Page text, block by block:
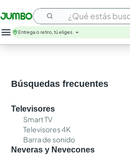
¿Qué estás buscando?
papel higienico
aceite
queso
nutribela
pollo
Entrega o retiro, tú eliges.
Búsquedas frecuentes
Televisores
Smart TV
Televisores 4K
Barra de sonido
Neveras y Nevecones